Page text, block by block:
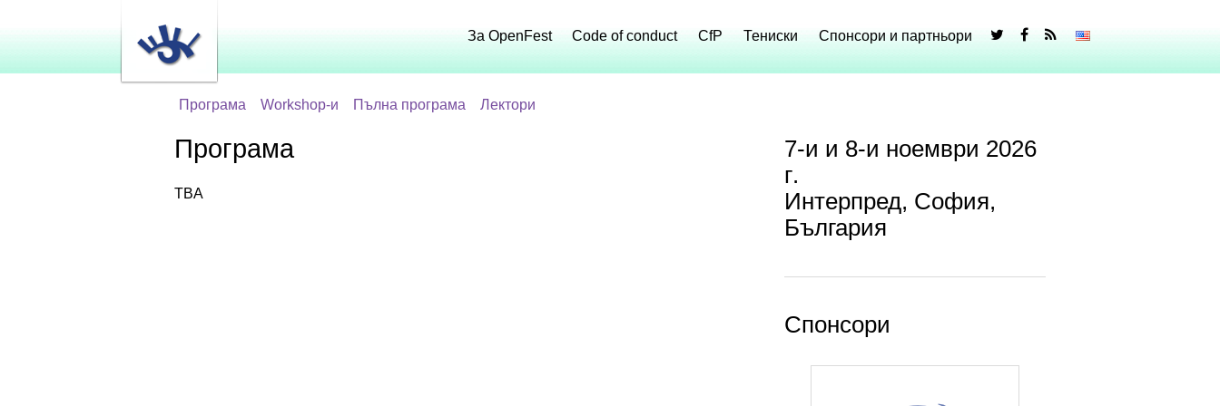
За OpenFest Code of conduct CfP Тениски Спонсори и партньори
Програма Workshop-и Пълна програма Лектори
Програма
TBA
7-и и 8-и ноември 2026
г.
Интерпред, София,
България
Спонсори